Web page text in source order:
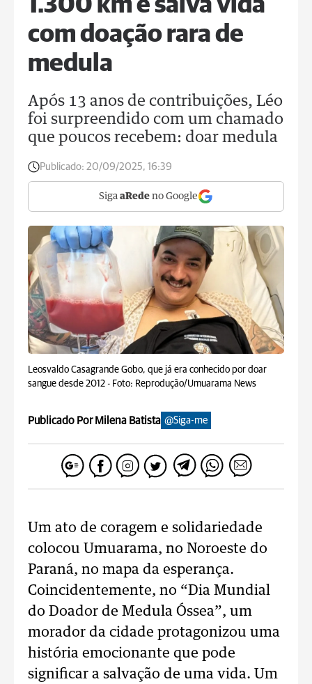
1.300 km e salva vida
com doação rara de
medula
Após 13 anos de contribuições, Léo
foi surpreendido com um chamado
que poucos recebem: doar medula
Publicado: 20/09/2025, 16:39
Siga aRede no Google
Leosvaldo Casagrande Gobo, que já era conhecido por doar
sangue desde 2012 - Foto: Reprodução/Umuarama News
Publicado Por Milena Batista @Siga-me
Um ato de coragem e solidariedade
colocou Umuarama, no Noroeste do
Paraná, no mapa da esperança.
Coincidentemente, no “Dia Mundial
do Doador de Medula Óssea”, um
morador da cidade protagonizou uma
história emocionante que pode
significar a salvação de uma vida. Um